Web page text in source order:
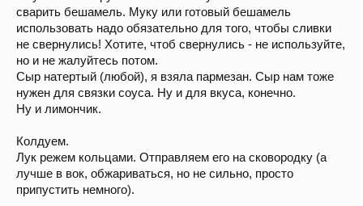
сварить бешамель. Муку или готовый бешамель
использовать надо обязательно для того, чтобы сливки
не свернулись! Хотите, чтоб свернулись - не используйте,
но и не жалуйтесь потом.
Сыр натертый (любой), я взяла пармезан. Сыр нам тоже
нужен для связки соуса. Ну и для вкуса, конечно.
Ну и лимончик.
Колдуем.
Лук режем кольцами. Отправляем его на сковородку (а
лучше в вок, обжариваться, но не сильно, просто
припустить немного).